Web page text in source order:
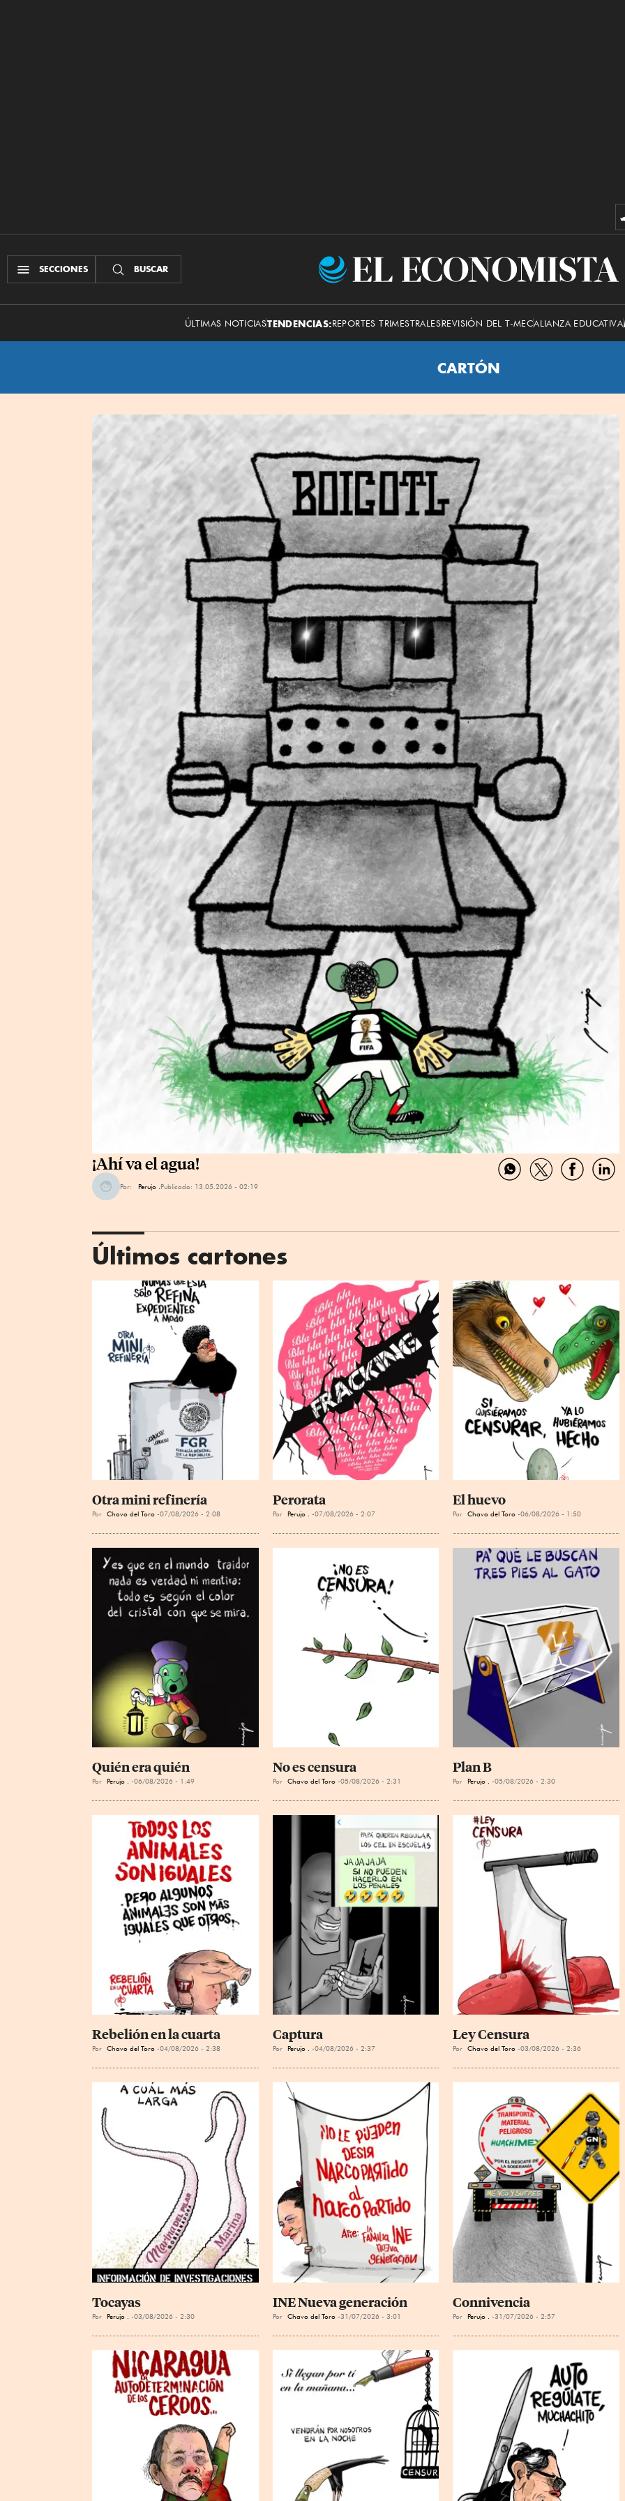
SECCIONES BUSCAR
El
ÚLTIMAS NOTICIASTENDENCIAS:REPORTES TRIMESTRALESREVISIÓN DEL T-MECALIANZA EDUCATIVA
CARTÓN
¡Ahí va el agua!
Por: Perujo . Publicado: 13.05.2026 - 02:19
CompartirCompartirCompartir
Últimos cartones
Otra mini refinería
Por Chavo del Toro 07/08/2026 - 2:08
Perorata
Por Perujo . 07/08/2026 - 2:07
El huevo
Por Chavo del Toro 06/08/2026 - 1:50
Quién era quién
Por Perujo . 06/08/2026 - 1:49
No es censura
Por Chavo del Toro 05/08/2026 - 2:31
Plan B
Por Perujo . 05/08/2026 - 2:30
Rebelión en la cuarta
Por Chavo del Toro 04/08/2026 - 2:38
Captura
Por Perujo . 04/08/2026 - 2:37
Ley Censura
Por Chavo del Toro 03/08/2026 - 2:36
Tocayas
Por Perujo . 03/08/2026 - 2:30
INE Nueva generación
Por Chavo del Toro 31/07/2026 - 3:01
Connivencia
Por Perujo . 31/07/2026 - 2:57